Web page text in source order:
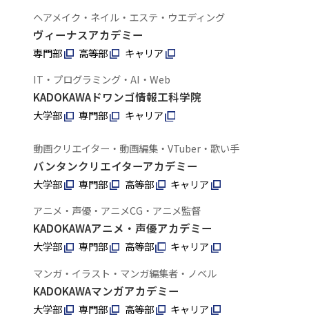
ヘアメイク・ネイル・エステ・ウエディング
ヴィーナスアカデミー
専門部 高等部
キャリア
IT・プログラミング・AI・Web
KADOKAWAドワンゴ情報工科学院
大学部 専門部 キャリア
動画クリエイター・動画編集・VTuber・歌い手
バンタンクリエイターアカデミー
大学部 専門部 高等部
キャリア
アニメ・声優・アニメCG・アニメ監督
KADOKAWAアニメ・声優アカデミー
大学部 専門部 高等部
キャリア
マンガ・イラスト・マンガ編集者・ノベル
KADOKAWAマンガアカデミー
大学部 専門部 高等部
キャリア